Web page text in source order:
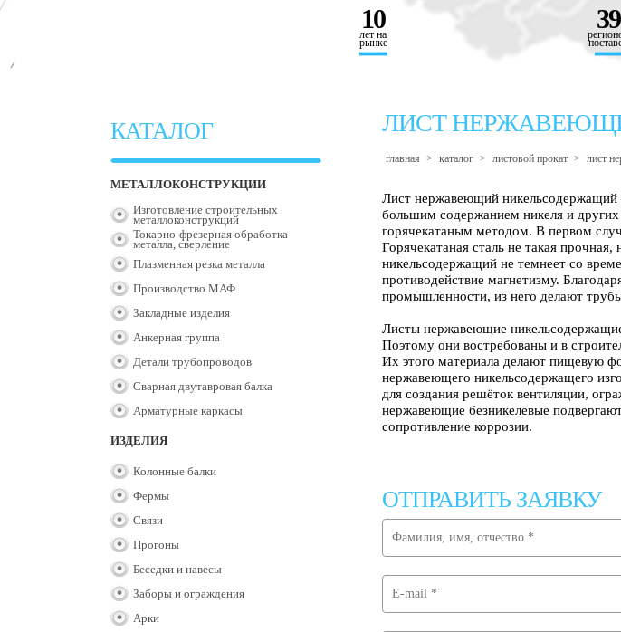
10
лет на
рынке
39
КАТАЛОГ
МЕТАЛЛОКОНСТРУКЦИИ
Изготовление строительных
металлоконструкций
Токарно-фрезерная обработка
металла, сверление
Плазменная резка металла
Производство МАФ
Закладные изделия
Анкерная группа
Детали трубопроводов
Сварная двутавровая балка
Арматурные каркасы
ИЗДЕЛИЯ
Колонные балки
Фермы
Связи
Прогоны
Беседки и навесы
Заборы и ограждения
Арки
ЛИСТ
главная > каталог > листовой прокат > лист
Лист нержавеющий никельсодержащий
большим содержанием никеля и
горячекатаным методом. В первом
Горячекатаная сталь не такая
никельсодержащий не темнеет со
противодействие магнетизму.
промышленности, из него делают
Листы нержавеющие
Поэтому они востребованы и в
Их этого материала делают пищевую
нержавеющего никельсодержащего
для создания решёток вентиляции,
нержавеющие безникелевые
сопротивление коррозии.
ОТПРАВИТЬ ЗАЯВКУ